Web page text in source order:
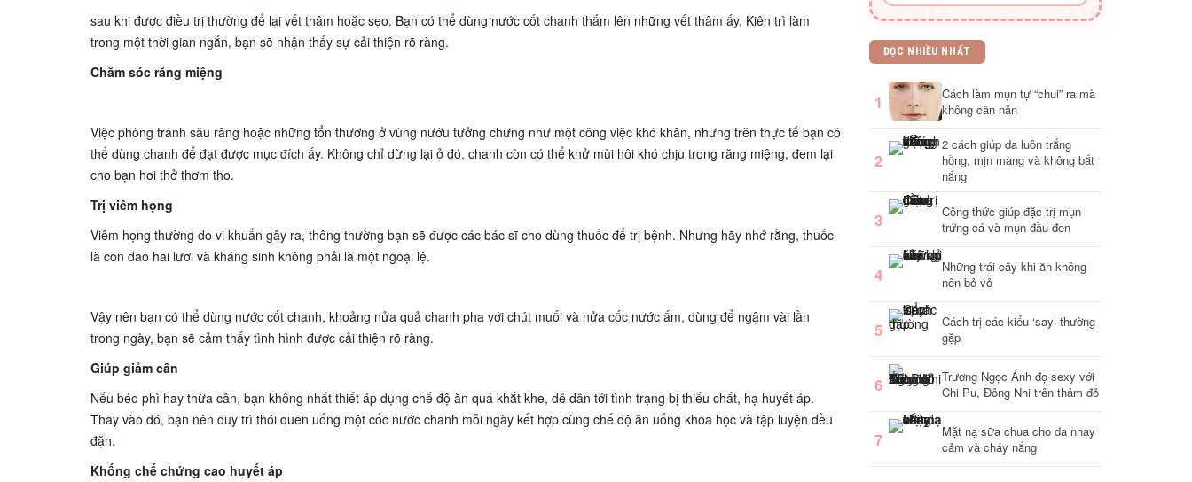
sau khi được điều trị thường để lại vết thâm hoặc sẹo. Bạn có thể dùng nước cốt chanh thấm lên những vết thâm ấy. Kiên trì làm
trong một thời gian ngắn, bạn sẽ nhận thấy sự cải thiện rõ ràng.
Chăm sóc răng miệng
Việc phòng tránh sâu răng hoặc những tổn thương ở vùng nướu tưởng chừng như một công việc khó khăn, nhưng trên thực tế bạn có
thể dùng chanh để đạt được mục đích ấy. Không chỉ dừng lại ở đó, chanh còn có thể khử mùi hôi khó chịu trong răng miệng, đem lại
cho bạn hơi thở thơm tho.
Trị viêm họng
Viêm họng thường do vi khuẩn gây ra, thông thường bạn sẽ được các bác sĩ cho dùng thuốc để trị bệnh. Nhưng hãy nhớ rằng, thuốc
là con dao hai lưỡi và kháng sinh không phải là một ngoại lệ.
Vậy nên bạn có thể dùng nước cốt chanh, khoảng nửa quả chanh pha với chút muối và nửa cốc nước ấm, dùng để ngậm vài lần
trong ngày, bạn sẽ cảm thấy tình hình được cải thiện rõ ràng.
Giúp giảm cân
Nếu béo phì hay thừa cân, bạn không nhất thiết áp dụng chế độ ăn quá khắt khe, dễ dẫn tới tình trạng bị thiếu chất, hạ huyết áp.
Thay vào đó, bạn nên duy trì thói quen uống một cốc nước chanh mỗi ngày kết hợp cùng chế độ ăn uống khoa học và tập luyện đều
đặn.
Khống chế chứng cao huyết áp
ĐỌC NHIỀU NHẤT
1
Cách làm mụn tự “chui” ra mà
không cần nặn
2
2 cách giúp da luôn trắng
hồng, mịn màng và không bắt
nắng
3
Công thức giúp đặc trị mụn
trứng cá và mụn đầu đen
4
Những trái cây khi ăn không
nên bỏ vỏ
5
Cách trị các kiểu ‘say’ thường
gặp
6
Trương Ngọc Ánh đọ sexy với
Chi Pu, Đông Nhi trên thảm đỏ
7
Mặt nạ sữa chua cho da nhạy
cảm và cháy nắng